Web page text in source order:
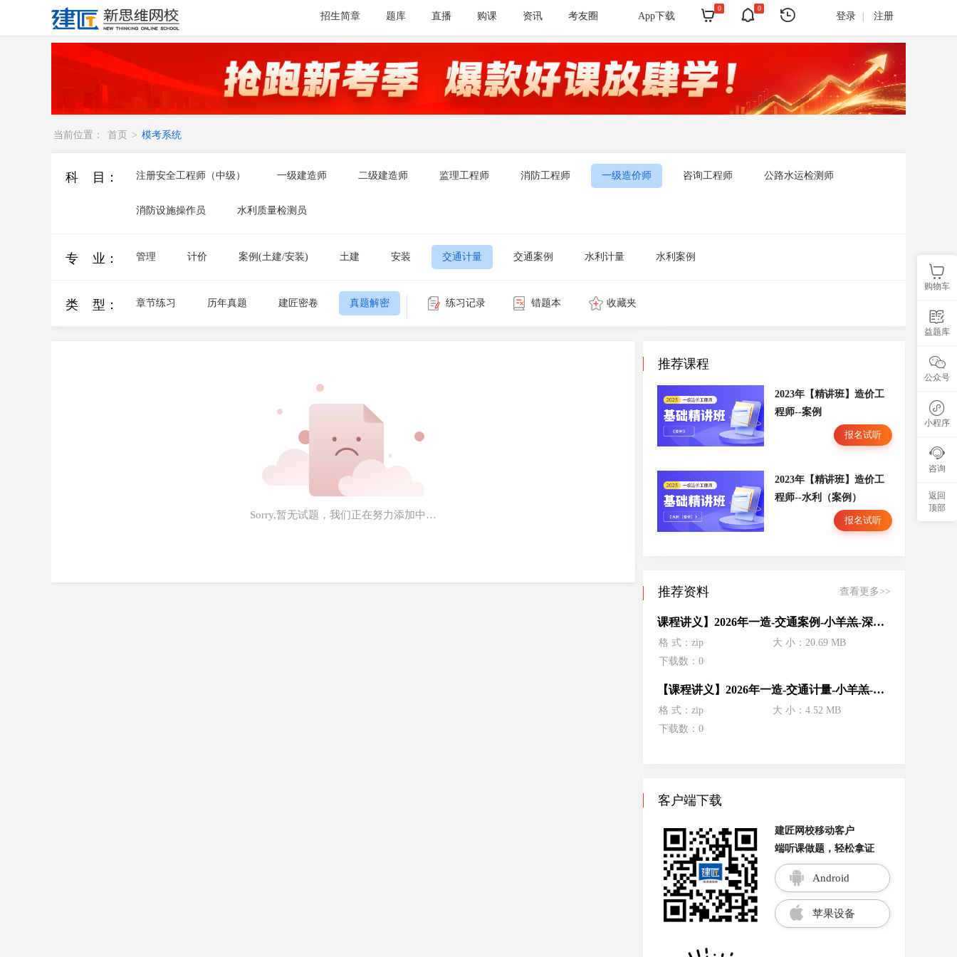
招生简章 题库 直播 购课 资讯 考友圈 App下载  0  0  登录 注册
当前位置： 首页 > 模考系统
科 目： 注册安全工程师（中级） 一级建造师 二级建造师 监理工程师 消防工程师 一级造价师 咨询工程师 公路水运检测师
消防设施操作员 水利质量检测员
专 业： 管理 计价 案例(土建/安装) 土建 安装 交通计量 交通案例 水利计量 水利案例
类 型： 章节练习 历年真题 建匠密卷 真题解密 练习记录 错题本 收藏夹
Sorry,暂无试题，我们正在努力添加中…
推荐课程
2023年【精讲班】造价工
程师--案例
报名试听
2023年【精讲班】造价工
程师--水利（案例）
报名试听
推荐资料 查看更多>>
课程讲义】2026年一造-交通案例-小羊羔-深度精讲-打印版.zip
格 式：zip
大 小：20.69 MB
下载数：0
【课程讲义】2026年一造-交通计量-小羊羔-深度精讲-打印版.zip
格 式：zip
大 小：4.52 MB
下载数：0
客户端下载
建匠网校移动客户
端听课做题，轻松拿证
Android
苹果设备

购物车

益题库

公众号

小程序

咨询
返回
顶部